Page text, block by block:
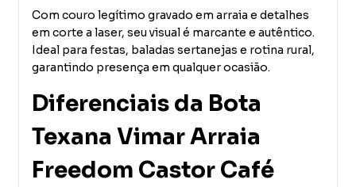
Com couro legítimo gravado em arraia e detalhes
em corte a laser, seu visual é marcante e autêntico.
Ideal para festas, baladas sertanejas e rotina rural,
garantindo presença em qualquer ocasião.
Diferenciais da Bota
Texana Vimar Arraia
Freedom Castor Café